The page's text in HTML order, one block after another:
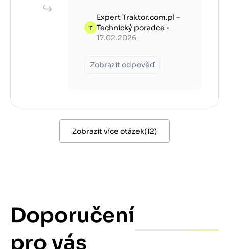
Expert Traktor.com.pl –
Technický poradce •
17.02.2026
Zobrazit odpověď
Zobrazit více otázek(12)
Doporučení
pro vás